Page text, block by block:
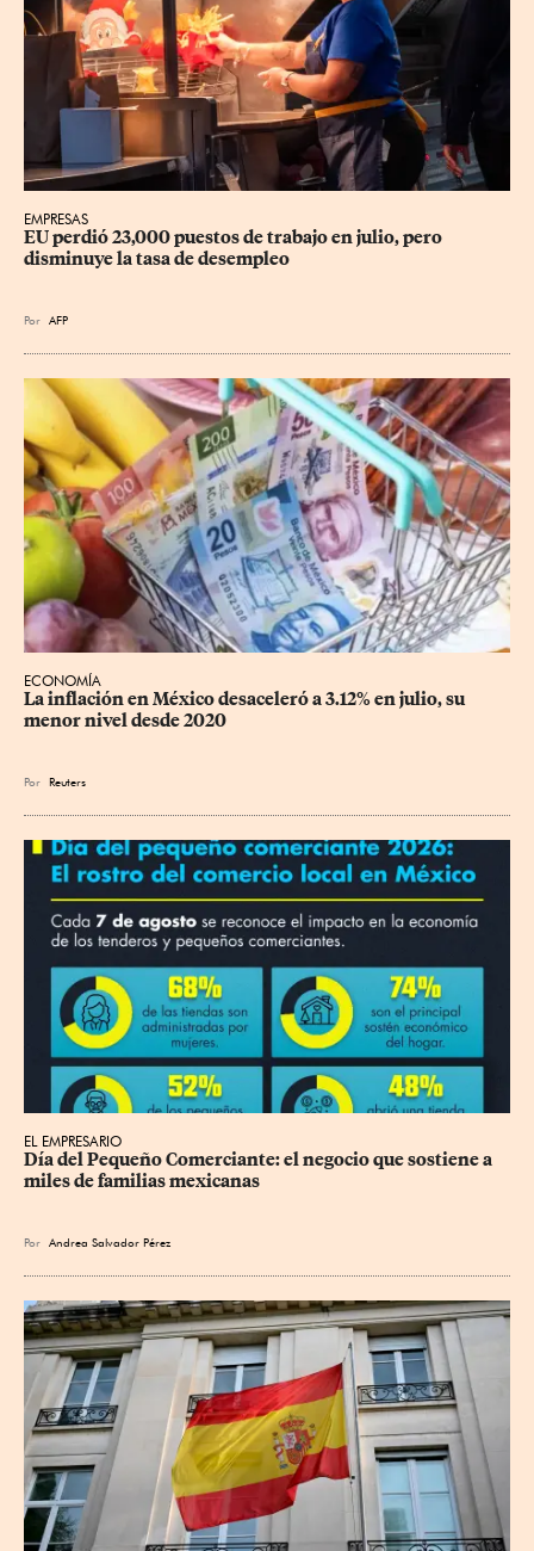
EMPRESAS
EU perdió 23,000 puestos de trabajo en julio, pero
disminuye la tasa de desempleo
Por AFP
ECONOMÍA
La inflación en México desaceleró a 3.12% en julio, su
menor nivel desde 2020
Por Reuters
EL EMPRESARIO
Día del Pequeño Comerciante: el negocio que sostiene a
miles de familias mexicanas
Por Andrea Salvador Pérez